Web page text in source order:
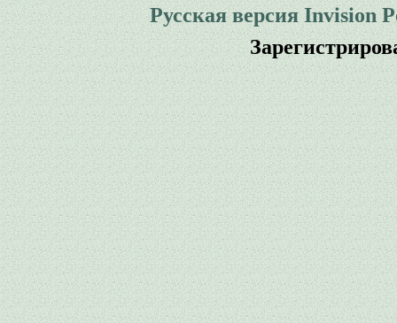
Русская версия Invision